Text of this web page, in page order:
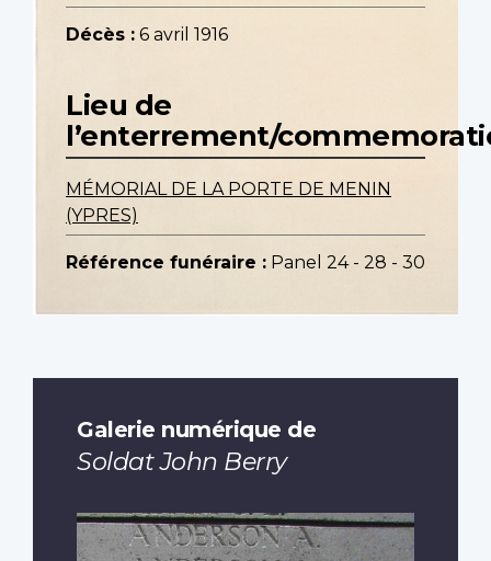
Décès : 6 avril 1916
Lieu de
l’enterrement/
MÉMORIAL DE LA PORTE DE MENIN
(YPRES)
Référence funéraire : Panel 24 - 28 - 30
Galerie numérique de
Soldat John Berry